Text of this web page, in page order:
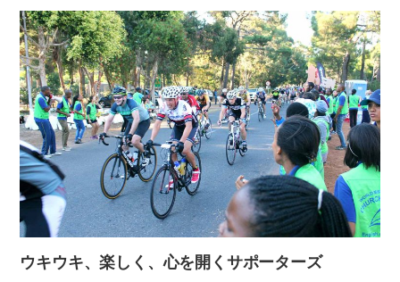
ウキウキ、楽しく、心を開くサポーターズ